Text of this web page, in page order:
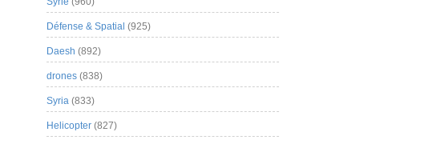
Défense & Spatial (925)
Daesh (892)
drones (838)
Syria (833)
Helicopter (827)